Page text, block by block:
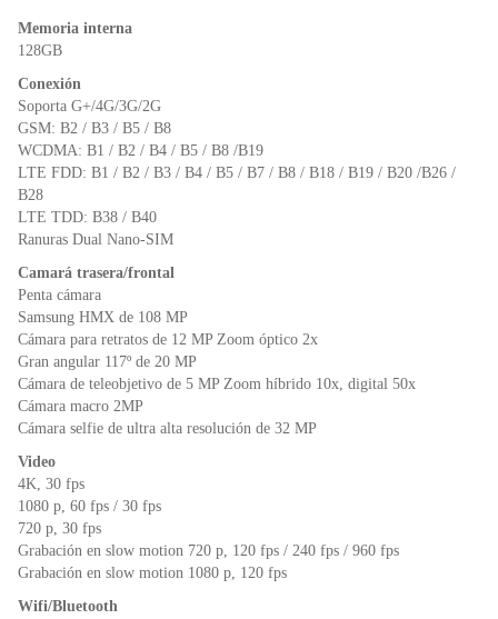
Memoria interna
128GB
Conexión
Soporta G+/4G/3G/2G
GSM: B2 / B3 / B5 / B8
WCDMA: B1 / B2 / B4 / B5 / B8 /B19
LTE FDD: B1 / B2 / B3 / B4 / B5 / B7 / B8 / B18 / B19 / B20 /B26 /
B28
LTE TDD: B38 / B40
Ranuras Dual Nano-SIM
Camará trasera/frontal
Penta cámara
Samsung HMX de 108 MP
Cámara para retratos de 12 MP Zoom óptico 2x
Gran angular 117º de 20 MP
Cámara de teleobjetivo de 5 MP Zoom híbrido 10x, digital 50x
Cámara macro 2MP
Cámara selfie de ultra alta resolución de 32 MP
Video
4K, 30 fps
1080 p, 60 fps / 30 fps
720 p, 30 fps
Grabación en slow motion 720 p, 120 fps / 240 fps / 960 fps
Grabación en slow motion 1080 p, 120 fps
Wifi/Bluetooth